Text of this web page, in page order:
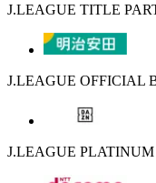
J.LEAGUE TITLE
J.LEAGUE OFFICIAL
J.LEAGUE PLATINUM